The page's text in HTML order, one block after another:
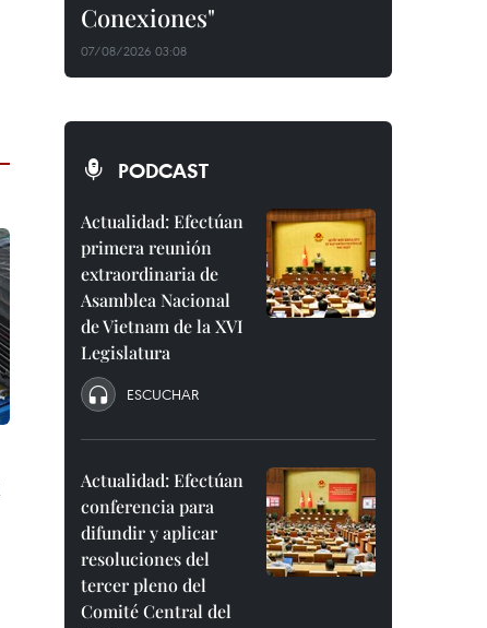
Conexiones"
07/08/2026 03:08
PODCAST
Actualidad: Efectúan
primera reunión
extraordinaria de
Asamblea Nacional
de Vietnam de la XVI
Legislatura
ESCUCHAR
Actualidad: Efectúan
conferencia para
difundir y aplicar
resoluciones del
tercer pleno del
Comité Central del